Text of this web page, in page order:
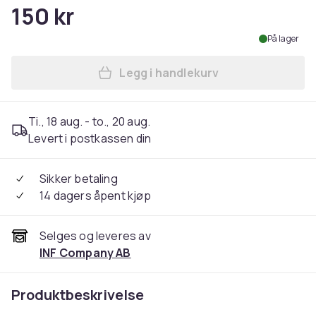
150 kr
På lager
Legg Skulderveske til
Legg i handlekurv
Ti., 18 aug. - to., 20 aug.
Levert i postkassen din
Sikker betaling
14 dagers åpent kjøp
Selges og leveres av
INF Company AB
Produktbeskrivelse